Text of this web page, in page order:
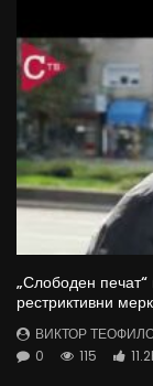
„Слободен
рестриктивни
ВИКТОР
0
115